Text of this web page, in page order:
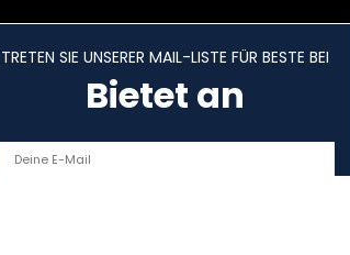
TRETEN SIE UNSERER MAIL-LISTE FÜR BESTE BEI
Bietet an